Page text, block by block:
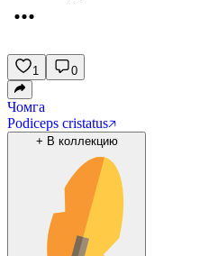
1 0
Чомга
Podiceps cristatus
+ В коллекцию